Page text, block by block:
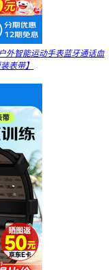
外智能运动手表蓝牙通话血
表带】